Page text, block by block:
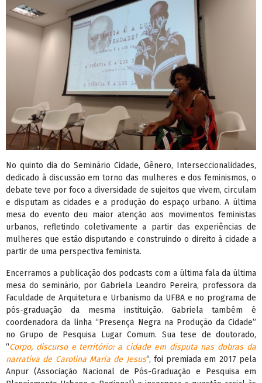
No quinto dia do Seminário Cidade, Gênero, Interseccionalidades,
dedicado à discussão em torno das mulheres e dos feminismos, o
debate teve por foco a diversidade de sujeitos que vivem, circulam
e disputam as cidades e a produção do espaço urbano. A última
mesa do evento deu maior atenção aos movimentos feministas
urbanos, refletindo coletivamente a partir das experiências de
mulheres que estão disputando e construindo o direito à cidade a
partir de uma perspectiva feminista.
Encerramos a publicação dos podcasts com a última fala da última
mesa do seminário, por Gabriela Leandro Pereira, professora da
Faculdade de Arquitetura e Urbanismo da UFBA e no programa de
pós-graduação da mesma instituição. Gabriela também é
coordenadora da linha “Presença Negra na Produção da Cidade”
no Grupo de Pesquisa Lugar Comum. Sua tese de doutorado,
“Corpo, discurso e território: a cidade em disputa nas dobras da
narrativa de Carolina Maria de Jesus“, foi premiada em 2017 pela
Anpur (Associação Nacional de Pós-Graduação e Pesquisa em